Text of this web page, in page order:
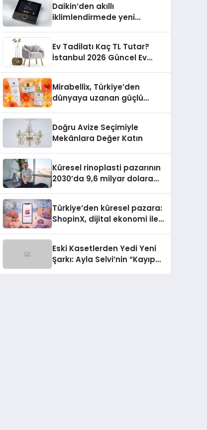
Daikin’den akıllı
iklimlendirmede yeni
Ev Tadilatı Kaç TL Tutar?
İstanbul 2026 Güncel Ev
Mirabellix, Türkiye’den
dünyaya uzanan güçlü
Doğru Avize Seçimiyle
Mekânlara Değer Katın
Küresel rinoplasti pazarının
2030’da 9,6 milyar dolara
Türkiye’den küresel pazara:
ShopinX, dijital ekonomi ile
Eski Kasetlerden Yedi Yeni
Şarkı: Ayla Selvi’nin “Kayıp